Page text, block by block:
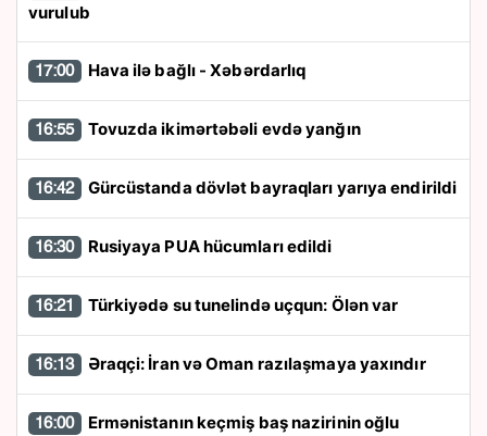
vurulub
17:00 Hava ilə bağlı - Xəbərdarlıq
16:55 Tovuzda ikimərtəbəli evdə yanğın
16:42 Gürcüstanda dövlət bayraqları yarıya endirildi
16:30 Rusiyaya PUA hücumları edildi
16:21 Türkiyədə su tunelində uçqun: Ölən var
16:13 Əraqçi: İran və Oman razılaşmaya yaxındır
16:00